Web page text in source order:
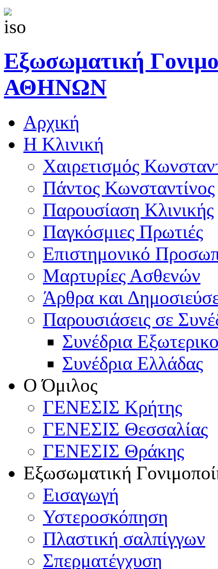
Εξωσωματική
ΑΘΗΝΩΝ
Αρχική
Η Κλινική
Χαιρετισμός
Πάντος Κωνσταντίνος
Παρουσίαση Κλινικής
Παγκόσμιες Πρωτιές
Επιστημονικό
Μαρτυρίες Ασθενών
Άρθρα και
Παρουσιάσεις σε
Συνέδρια
Συνέδρια Ελλάδας
Ο Όμιλος
ΓΕΝΕΣΙΣ Κρήτης
ΓΕΝΕΣΙΣ Θεσσαλίας
ΓΕΝΕΣΙΣ Θράκης
Εξωσωματική
Εισαγωγή
Υστεροσκόπηση
Πλαστική σαλπίγγων
Σπερματέγχυση